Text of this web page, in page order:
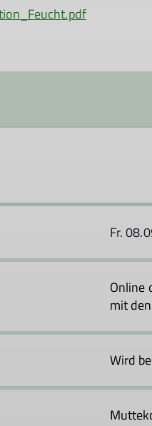
Fr.
Online
mit
Wird